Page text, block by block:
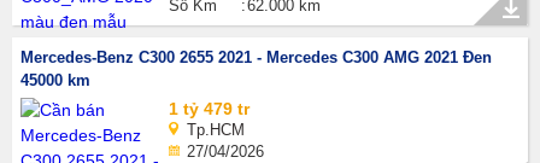
Số Km
62.000 km
Mercedes-Benz C300 2655 2021 - Mercedes C300 AMG 2021 Đen
45000 km
1 tỷ 479 tr
Tp.HCM
27/04/2026